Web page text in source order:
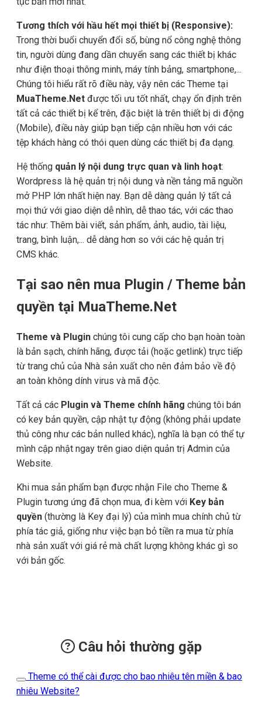
Tương thích với hầu hết mọi thiết bị (Responsive):
Trong thời buổi chuyển đổi số, bùng nổ công nghệ thông
tin, người dùng đang dần chuyển sang các thiết bị khác
như điện thoại thông minh, máy tính bảng, smartphone,...
Chúng tôi hiểu rất rõ điều này, vậy nên các Theme tại
MuaTheme.Net được tối ưu tốt nhất, chạy ổn định trên
tất cả các thiết bị kể trên, đặc biệt là trên thiết bị di động
(Mobile), điều này giúp bạn tiếp cận nhiều hơn với các
tệp khách hàng có thói quen dùng các thiết bị đa dạng.
Hệ thống quản lý nội dung trực quan và linh hoạt:
Wordpress là hệ quản trị nội dung và nền tảng mã nguồn
mở PHP lớn nhất hiện nay. Bạn dễ dàng quản lý tất cả
mọi thứ với giao diện dễ nhìn, dễ thao tác, với các thao
tác như: Thêm bài viết, sản phẩm, ảnh, audio, tài liệu,
trang, bình luận,... dễ dàng hơn so với các hệ quản trị
CMS khác.
Tại sao nên mua Plugin / Theme bản
quyền tại MuaTheme.Net
Theme và Plugin chúng tôi cung cấp cho bạn hoàn toàn
là bản sạch, chính hãng, được tải (hoặc getlink) trực tiếp
từ trang chủ của Nhà sản xuất cho nên đảm bảo về độ
an toàn không dính virus và mã độc.
Tất cả các Plugin và Theme chính hãng chúng tôi bán
có key bản quyền, cập nhật tự động (không phải update
thủ công như các bản nulled khác), nghĩa là bạn có thể tự
mình cập nhật ngay trên giao diện quản trị Admin của
Website.
Khi mua sản phẩm bạn được nhận File cho Theme &
Plugin tương ứng đã chọn mua, đi kèm với Key bản
quyền (thường là Key đại lý) của mình mua chính chủ từ
phía tác giả, giống như việc bạn bỏ tiền ra mua từ phía
nhà sản xuất với giá rẻ mà chất lượng không khác gì so
với bản gốc.
Câu hỏi thường gặp
Theme có thể cài được cho bao nhiêu tên miền & bao
nhiêu Website?